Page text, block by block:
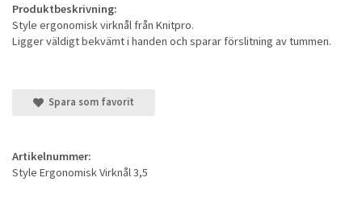
Produktbeskrivning:
Style ergonomisk virknål från Knitpro.
Ligger väldigt bekvämt i handen och sparar förslitning av tummen.
Spara som favorit
Artikelnummer:
Style Ergonomisk Virknål 3,5